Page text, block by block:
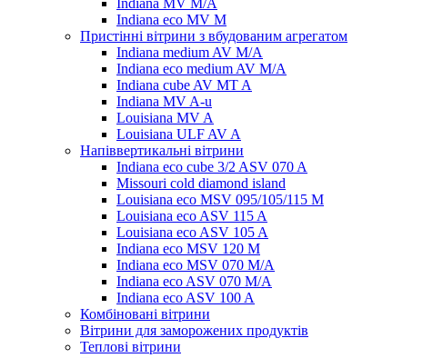
Indiana MV M/A
Indiana eco MV M
Пристінні вітрини з вбудованим агрегатом
Indiana medium AV M/A
Indiana eco medium AV M/A
Indiana cube AV MT A
Indiana MV A-u
Louisiana MV A
Louisiana ULF AV A
Напіввертикальні вітрини
Indiana eco cube 3/2 ASV 070 A
Missouri cold diamond island
Louisiana eco MSV 095/105/115 M
Louisiana eco ASV 115 A
Louisiana eco ASV 105 A
Indiana eco MSV 120 M
Indiana eco MSV 070 M/A
Indiana eco ASV 070 M/A
Indiana eco ASV 100 A
Комбіновані вітрини
Вітрини для заморожених продуктів
Теплові вітрини